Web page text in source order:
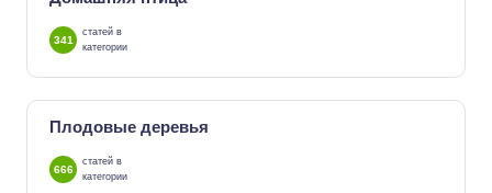
341
статей в
категории
Плодовые деревья
666
статей в
категории